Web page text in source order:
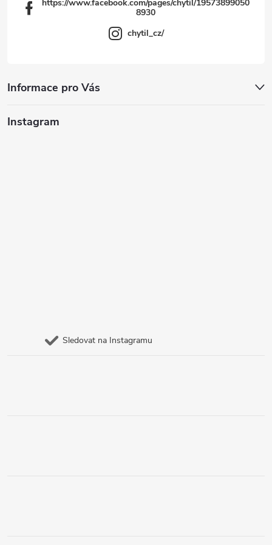
https://www.facebook.com/pages/chytil/19573899050
8930
chytil_cz/
Informace pro Vás
Instagram
Sledovat na Instagramu